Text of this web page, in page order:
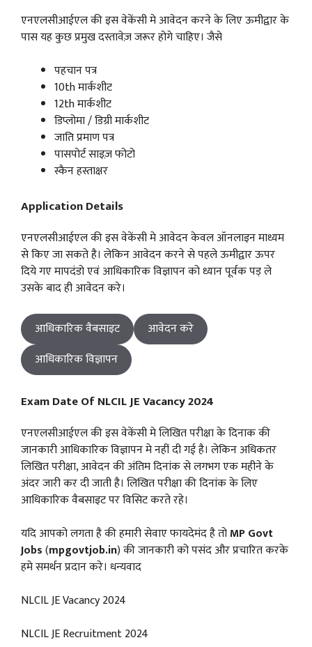
एनएलसीआईएल की इस वेकेंसी मे आवेदन करने के लिए ऊमीद्वार के
पास यह कुछ प्रमुख दस्तावेज़ जरूर होगे चाहिए। जैसे
पहचान पत्र
10th मार्कशीट
12th मार्कशीट
डिप्लोमा / डिग्री मार्कशीट
जाति प्रमाण पत्र
पासपोर्ट साइज़ फोटो
स्कैन हस्ताक्षर
Application Details
एनएलसीआईएल की इस वेकेंसी मे आवेदन केवल ऑनलाइन माध्यम
से किए जा सकते है। लेकिन आवेदन करने से पहले ऊमीद्वार ऊपर
दिये गए मापदंडो एवं आधिकारिक विज्ञापन को ध्यान पूर्वक पड़ ले
उसके बाद ही आवेदन करे।
आधिकारिक वैबसाइट
आवेदन करे
आधिकारिक विज्ञापन
Exam Date Of NLCIL JE Vacancy 2024
एनएलसीआईएल की इस वेकेंसी मे लिखित परीक्षा के दिनाक की
जानकारी आधिकारिक विज्ञापन मे नहीं दी गई है। लेकिन अधिकतर
लिखित परीक्षा, आवेदन की अंतिम दिनांक से लगभग एक महीने के
अंदर जारी कर दी जाती है। लिखित परीक्षा की दिनांक के लिए
आधिकारिक वैबसाइट पर विसिट करते रहे।
यदि आपको लगता है की हमारी सेवाए फायदेमंद है तोMP Govt
Jobs(mpgovtjob.in) की जानकारी को पसंद और प्रचारित करके
हमे समर्थन प्रदान करे। धन्यवाद
NLCIL JE Vacancy 2024
NLCIL JE Recruitment 2024